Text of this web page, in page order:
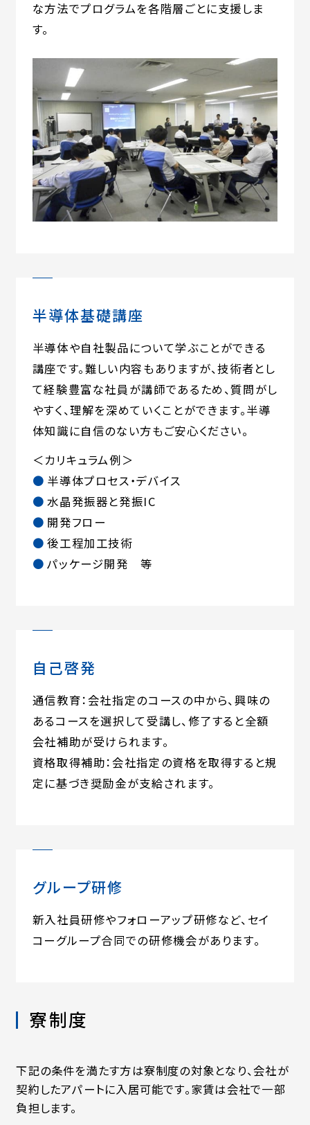
な方法でプログラムを各階層ごとに支援しま
す。
半導体基礎講座
半導体や自社製品について学ぶことができる
講座です。難しい内容もありますが、技術者とし
て経験豊富な社員が講師であるため、質問がし
やすく、理解を深めていくことができます。半導
体知識に自信のない方もご安心ください。
＜カリキュラム例＞
半導体プロセス・デバイス
水晶発振器と発振IC
開発フロー
後工程加工技術
パッケージ開発 等
自己啓発
通信教育：会社指定のコースの中から、興味の
あるコースを選択して受講し、修了すると全額
会社補助が受けられます。
資格取得補助：会社指定の資格を取得すると規
定に基づき奨励金が支給されます。
グループ研修
新入社員研修やフォローアップ研修など、セイ
コーグループ合同での研修機会があります。
寮制度
下記の条件を満たす方は寮制度の対象となり、会社が
契約したアパートに入居可能です。家賃は会社で一部
負担します。